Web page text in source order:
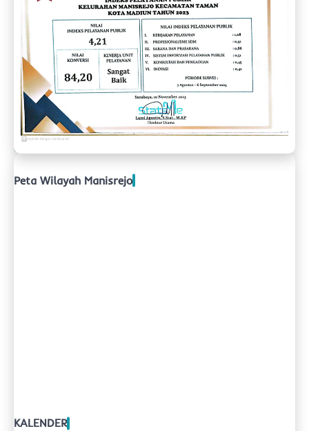
Peta Wilayah Manisrejo
KALENDER